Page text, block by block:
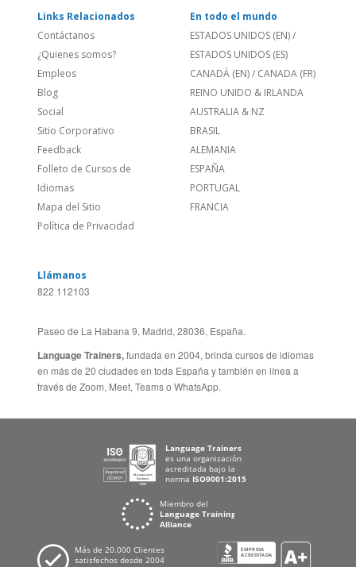
Links Relacionados
Contáctanos
¿Quienes somos?
Empleos
Blog
Social
Sitio Corporativo
Feedback
Mapa del Sitio
En todo el mundo
ESTADOS UNIDOS (EN)
ESTADOS UNIDOS (ES)
CANADÁ (EN)
REINO UNIDO & IRLANDA
AUSTRALIA & NZ
BRASIL
Llámanos
822 112103
en más de 20 ciudades en toda España y también en línea a
través de Zoom, Meet, Teams o WhatsApp.